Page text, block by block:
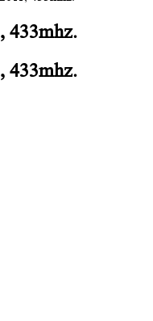
433mhz.
433mhz.